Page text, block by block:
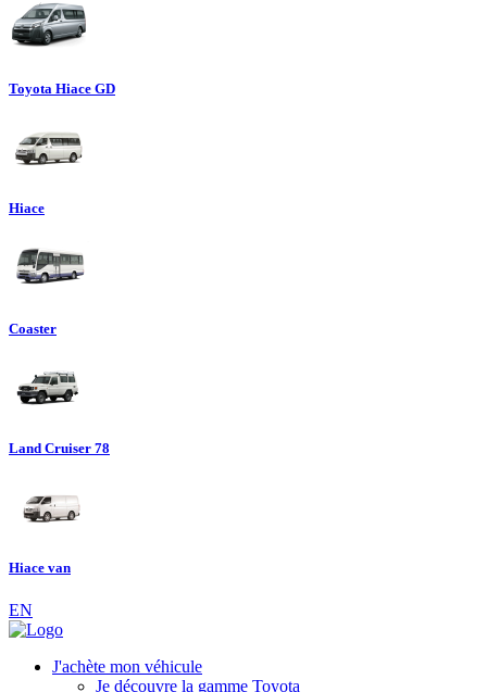
Toyota Hiace GD
Hiace
Coaster
Land Cruiser 78
Hiace van
EN
J'achète mon véhicule
Je découvre la gamme Toyota